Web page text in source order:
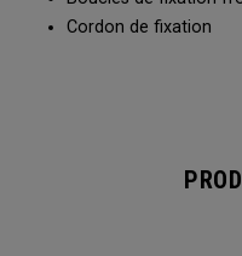
Cordon de fixation